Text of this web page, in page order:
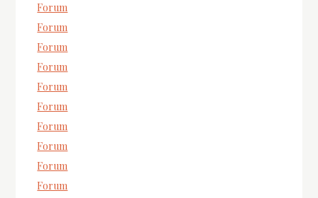
Forum
Forum
Forum
Forum
Forum
Forum
Forum
Forum
Forum
Forum